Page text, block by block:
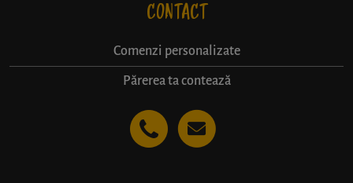
CONTACT
Comenzi personalizate
Părerea ta contează